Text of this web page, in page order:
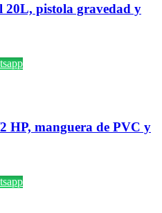
pistola gravedad y
HP, manguera de PVC y